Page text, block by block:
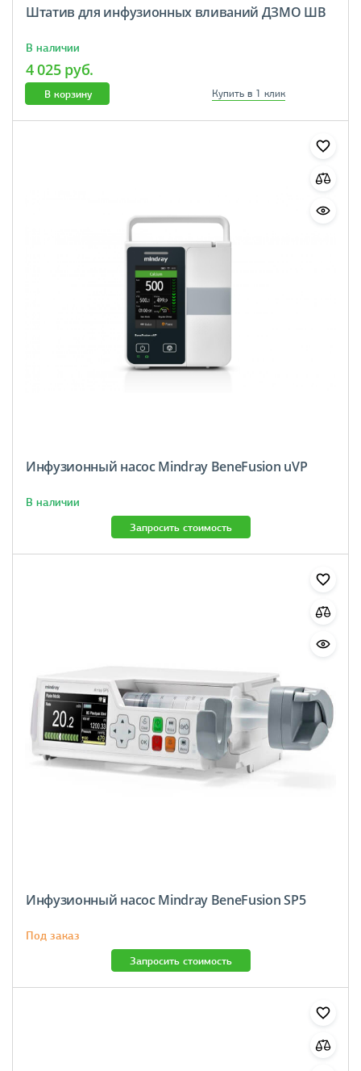
Штатив для инфузионных вливаний ДЗМО ШВ
В наличии
4 025 руб.
В корзину Купить в 1 клик
Инфузионный насос Mindray BeneFusion uVP
В наличии
Запросить стоимость
Инфузионный насос Mindray BeneFusion SP5
Под заказ
Запросить стоимость